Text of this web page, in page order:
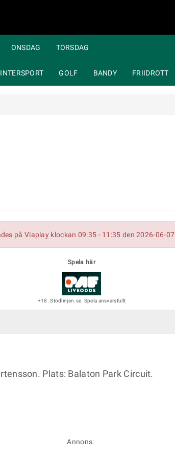
ONSDAG TORSDAG
GOLF BANDY FRIIDROTT
på Viaplay klockan 09:35 - 11:35 den 2026-06-07
Spela här
+18. Stödlinjen.se. Spela ansvarsfullt
Plats: Balaton Park Circuit.
Annons: